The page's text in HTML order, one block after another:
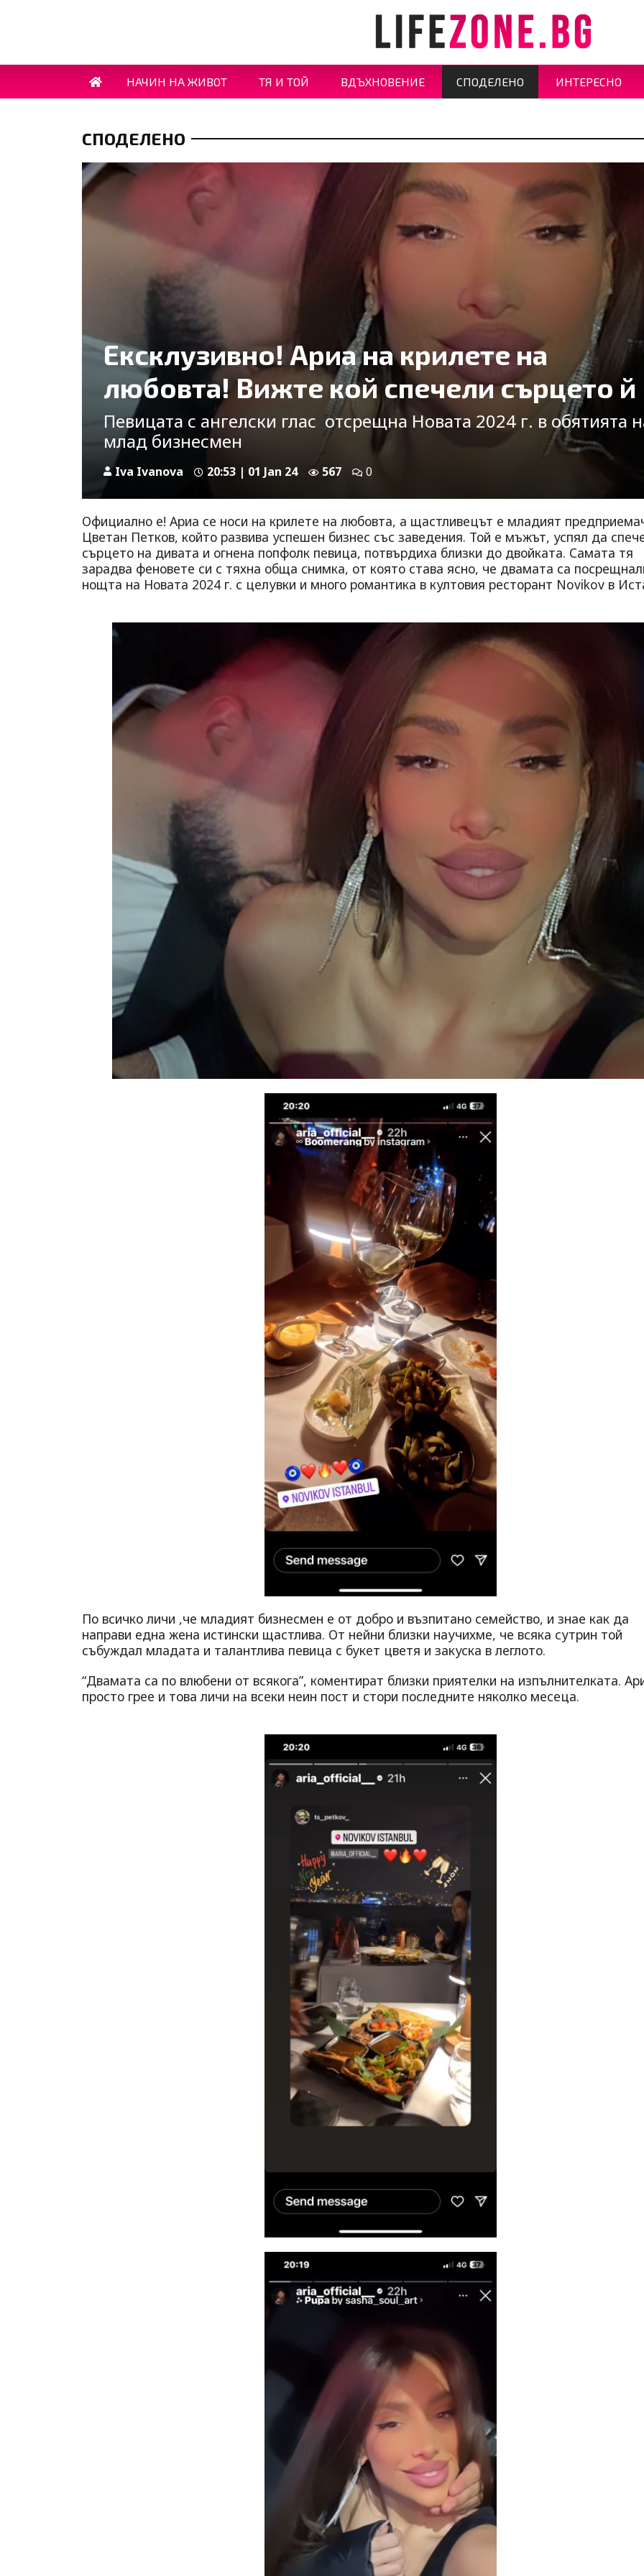
НАЧИН НА ЖИВОТ ТЯ И ТОЙ ВДЪХНОВЕНИЕ СПОДЕЛЕНО ИНТЕРЕСНО
СПОДЕЛЕНО
Ексклузивно! Ариа на крилете на
любовта! Вижте кой спечели сърцето й
Певицата с ангелски глас отсрещна Новата 2024 г. в обятията
млад бизнесмен
Iva Ivanova 20:53 | 01 Jan 24 567 0
Официално е! Ариа се носи на крилете на любовта, а щастливецът е младият
Цветан Петков, който развива успешен бизнес със заведения. Той е мъжът, успял да
сърцето на дивата и огнена попфолк певица, потвърдиха близки до двойката. Самата тя
зарадва феновете си с тяхна обща снимка, от която става ясно, че двамата са
нощта на Новата 2024 г. с целувки и много романтика в култовия ресторант Novikov в
По всичко личи ,че младият бизнесмен е от добро и възпитано семейство, и знае как да
направи една жена истински щастлива. От нейни близки научихме, че всяка сутрин той
събуждал младата и талантлива певица с букет цветя и закуска в леглото.
“Двамата са по влюбени от всякога”, коментират близки приятелки на изпълнителката.
просто грее и това личи на всеки неин пост и стори последните няколко месеца.